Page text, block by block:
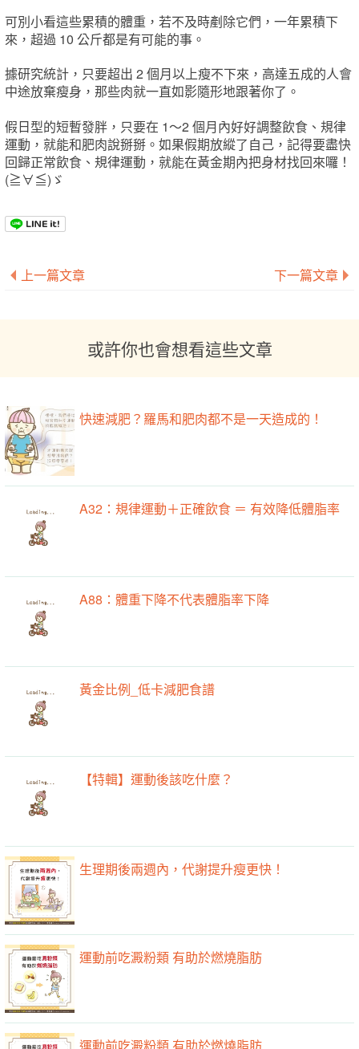
可別小看這些累積的體重，若不及時剷除它們，一年累積下
來，超過 10 公斤都是有可能的事。
據研究統計，只要超出 2 個月以上瘦不下來，高達五成的人會
中途放棄瘦身，那些肉就一直如影隨形地跟著你了。
假日型的短暫發胖，只要在 1～2 個月內好好調整飲食、規律
運動，就能和肥肉說掰掰。如果假期放縱了自己，記得要盡快
回歸正常飲食、規律運動，就能在黃金期內把身材找回來囉！
(≧∀≦)ゞ
上一篇文章 下一篇文章
或許你也會想看這些文章
快速減肥？羅馬和肥肉都不是一天造成的！
A32：規律運動＋正確飲食 ＝ 有效降低體脂率
A88：體重下降不代表體脂率下降
黃金比例_低卡減肥食譜
【特輯】運動後該吃什麼？
生理期後兩週內，代謝提升瘦更快！
運動前吃澱粉類 有助於燃燒脂肪